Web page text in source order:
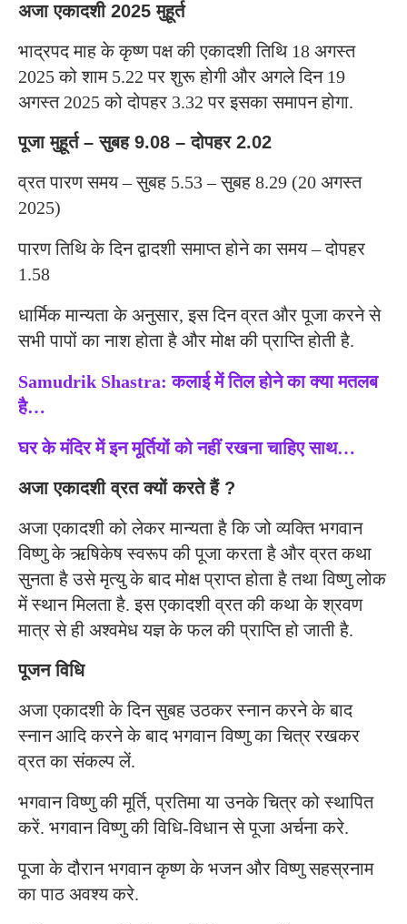
अजा एकादशी 2025 मुहूर्त
भाद्रपद माह के कृष्ण पक्ष की एकादशी तिथि 18 अगस्त
2025 को शाम 5.22 पर शुरू होगी और अगले दिन 19
अगस्त 2025 को दोपहर 3.32 पर इसका समापन होगा.
पूजा मुहूर्त – सुबह 9.08 – दोपहर 2.02
व्रत पारण समय – सुबह 5.53 – सुबह 8.29 (20 अगस्त
2025)
पारण तिथि के दिन द्वादशी समाप्त होने का समय – दोपहर
1.58
धार्मिक मान्यता के अनुसार, इस दिन व्रत और पूजा करने से
सभी पापों का नाश होता है और मोक्ष की प्राप्ति होती है.
Samudrik Shastra: कलाई में तिल होने का क्या मतलब
है…
घर के मंदिर में इन मूर्तियों को नहीं रखना चाहिए साथ…
अजा एकादशी व्रत क्यों करते हैं ?
अजा एकादशी को लेकर मान्यता है कि जो व्यक्ति भगवान
विष्णु के ऋषिकेष स्वरूप की पूजा करता है और व्रत कथा
सुनता है उसे मृत्यु के बाद मोक्ष प्राप्त होता है तथा विष्णु लोक
में स्थान मिलता है. इस एकादशी व्रत की कथा के श्रवण
मात्र से ही अश्वमेध यज्ञ के फल की प्राप्ति हो जाती है.
पूजन विधि
अजा एकादशी के दिन सुबह उठकर स्नान करने के बाद
स्नान आदि करने के बाद भगवान विष्णु का चित्र रखकर
व्रत का संकल्प लें.
भगवान विष्णु की मूर्ति, प्रतिमा या उनके चित्र को स्थापित
करें. भगवान विष्णु की विधि-विधान से पूजा अर्चना करे.
पूजा के दौरान भगवान कृष्ण के भजन और विष्णु सहस्रनाम
का पाठ अवश्य करे.